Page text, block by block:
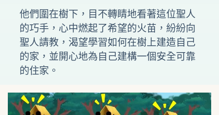
他們圍在樹下，目不轉睛地看著這位聖人
的巧手，心中燃起了希望的火苗，紛紛向
聖人請教，渴望學習如何在樹上建造自己
的家，並開心地為自己建構一個安全可靠
的住家。